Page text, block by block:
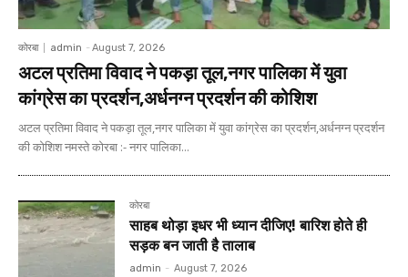
कोरबा admin - August 7, 2026
अटल प्रतिमा विवाद ने पकड़ा तूल,नगर पालिका में युवा
कांग्रेस का प्रदर्शन,अर्धनग्न प्रदर्शन की कोशिश
अटल प्रतिमा विवाद ने पकड़ा तूल,नगर पालिका में युवा कांग्रेस का प्रदर्शन,अर्धनग्न प्रदर्शन
की कोशिश नमस्ते कोरबा :- नगर पालिका...
कोरबा
साहब थोड़ा इधर भी ध्यान दीजिए! बारिश होते ही
सड़क बन जाती है तालाब
admin - August 7, 2026